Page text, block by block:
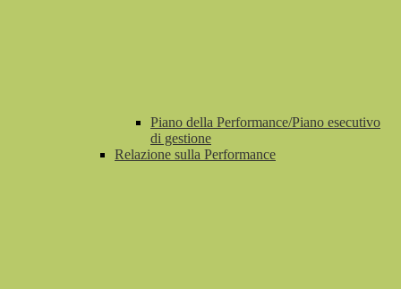
Piano della Performance/Piano esecutivo
di gestione
Relazione sulla Performance